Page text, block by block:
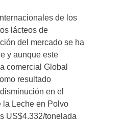
de los
lácteos de
del mercado se ha
y aunque este
comercial Global
resultado
en el
la Leche en Polvo
US$4.332/tonelada